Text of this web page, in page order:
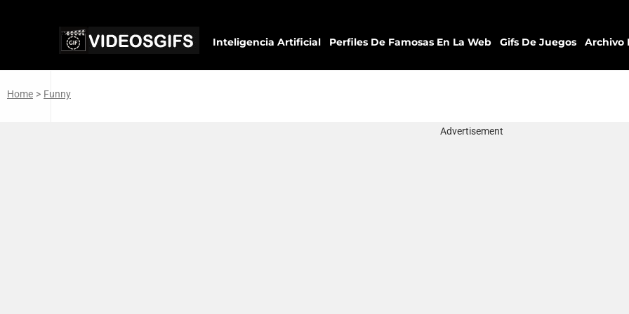
Inteligencia Artificial Perfiles De Famosas En La Web Gifs De Juegos Archivo
Home > Funny
Advertisement